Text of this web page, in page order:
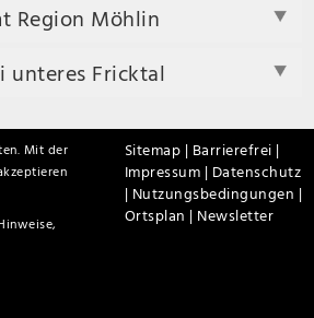
Region Möhlin
unteres Fricktal
Mit der
Sitemap | Barrierefrei |
Impressum | Datenschutz
| Nutzungsbedingungen |
Ortsplan | Newsletter